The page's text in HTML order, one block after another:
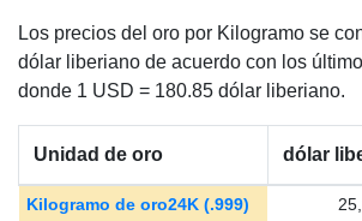
Los precios del oro por Kilogramo se
dólar liberiano de acuerdo con los
donde 1 USD = 180.85 dólar liberiano.
Unidad de oro dólar
Kilogramo de oro24K (.999)